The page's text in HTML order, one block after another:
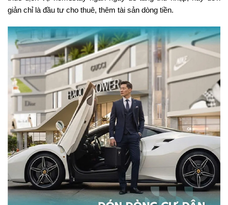
giản chỉ là đầu tư cho thuê, thêm tài sản dòng tiền.